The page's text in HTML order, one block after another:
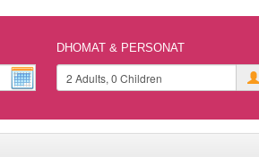
DHOMAT & PERSONAT